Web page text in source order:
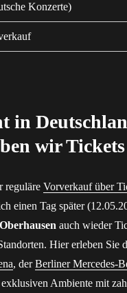
Konzerte)
in
wir Tickets
reguläreVorverkauf über
einen Tag später
auch wieder
Hier erleben
, derBerliner Mercedes-
Ambiente mit